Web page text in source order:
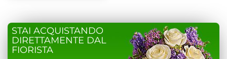
STAI ACQUISTANDO
DIRETTAMENTE DAL
FIORISTA